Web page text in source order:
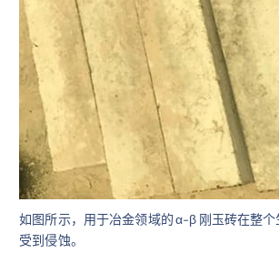
如图所示，用于冶金领域的 α-β 刚玉砖在整
受到侵蚀。